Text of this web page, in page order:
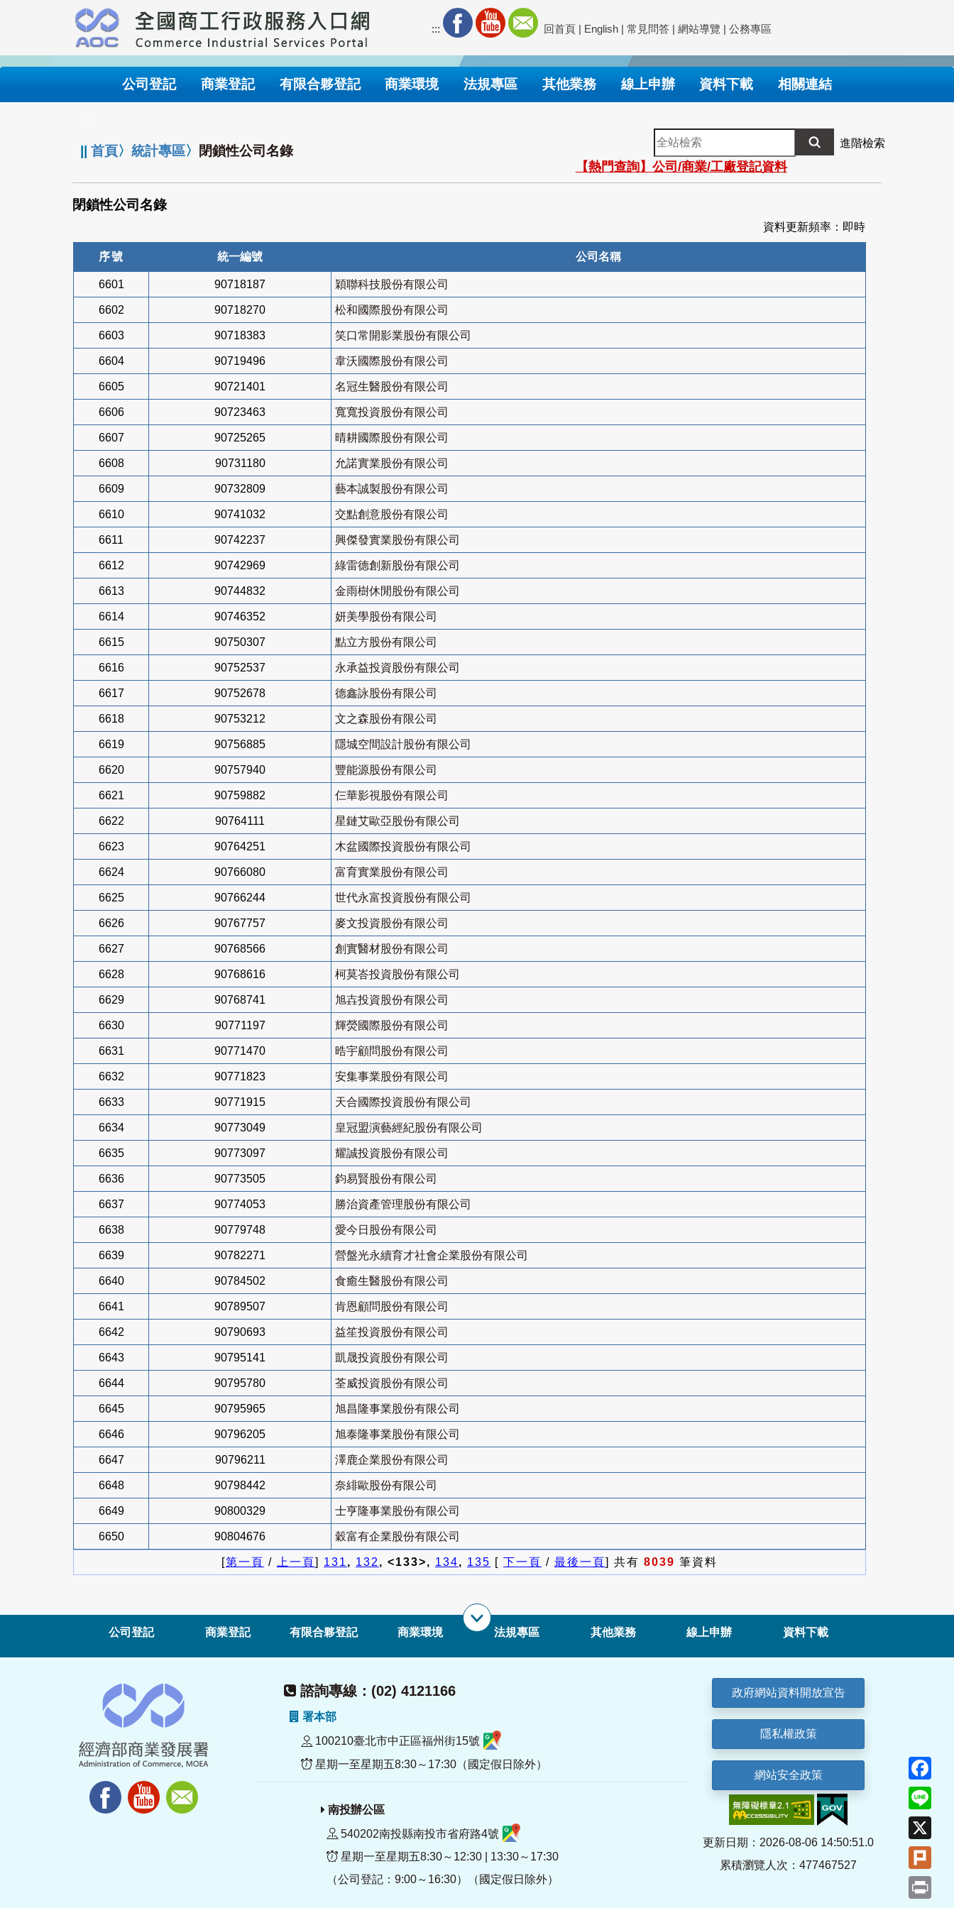
要
內
::: 回首頁 | English | 常見問答 | 網站導覽 | 公務專區
公司登記 商業登記 有限合夥登記 商業環境 法規專區 其他業務 線上申辦 資料下載 相關連結
||首頁〉統計專區〉 閉鎖性公司名錄
全
站
檢
索
進階檢索
【熱門查詢】公司/商業/工廠登記資料
閉鎖性公司名錄
資料更新頻率：即時
序號 統一編號 公司名稱
6601 90718187 穎聯科技股份有限公司
6602 90718270 松和國際股份有限公司
6603 90718383 笑口常開影業股份有限公司
6604 90719496 韋沃國際股份有限公司
6605 90721401 名冠生醫股份有限公司
6606 90723463 寬寬投資股份有限公司
6607 90725265 晴耕國際股份有限公司
6608 90731180 允諾實業股份有限公司
6609 90732809 藝本誠製股份有限公司
6610 90741032 交點創意股份有限公司
6611 90742237 興傑發實業股份有限公司
6612 90742969 綠雷德創新股份有限公司
6613 90744832 金雨樹休閒股份有限公司
6614 90746352 妍美學股份有限公司
6615 90750307 點立方股份有限公司
6616 90752537 永承益投資股份有限公司
6617 90752678 德鑫詠股份有限公司
6618 90753212 文之森股份有限公司
6619 90756885 隱城空間設計股份有限公司
6620 90757940 豐能源股份有限公司
6621 90759882 仨華影視股份有限公司
6622 90764111 星鏈艾歐亞股份有限公司
6623 90764251 木盆國際投資股份有限公司
6624 90766080 富育實業股份有限公司
6625 90766244 世代永富投資股份有限公司
6626 90767757 麥文投資股份有限公司
6627 90768566 創實醫材股份有限公司
6628 90768616 柯莫峇投資股份有限公司
6629 90768741 旭壵投資股份有限公司
6630 90771197 輝熒國際股份有限公司
6631 90771470 晧宇顧問股份有限公司
6632 90771823 安集事業股份有限公司
6633 90771915 天合國際投資股份有限公司
6634 90773049 皇冠盟演藝經紀股份有限公司
6635 90773097 耀誠投資股份有限公司
6636 90773505 鈞易賢股份有限公司
6637 90774053 勝治資產管理股份有限公司
6638 90779748 愛今日股份有限公司
6639 90782271 營盤光永續育才社會企業股份有限公司
6640 90784502 食癒生醫股份有限公司
6641 90789507 肯恩顧問股份有限公司
6642 90790693 益笙投資股份有限公司
6643 90795141 凱晟投資股份有限公司
6644 90795780 荃威投資股份有限公司
6645 90795965 旭昌隆事業股份有限公司
6646 90796205 旭泰隆事業股份有限公司
6647 90796211 澤鹿企業股份有限公司
6648 90798442 奈緋歐股份有限公司
6649 90800329 士亨隆事業股份有限公司
6650 90804676 穀富有企業股份有限公司
[第一頁 / 上一頁] 131, 132, <133>, 134, 135 [ 下一頁 / 最後一頁] 共有 8039 筆資料
公司登記 商業登記 有限合夥登記 商業環境 法規專區 其他業務 線上申辦 資料下載
諮詢專線：(02) 4121166
署本部
100210臺北市中正區福州街15號
星期一至星期五8:30～17:30（國定假日除外）
南投辦公區
540202南投縣南投市省府路4號
星期一至星期五8:30～12:30 | 13:30～17:30
（公司登記：9:00～16:30）（國定假日除外）
政府網站資料開放宣告
隱私權政策
網站安全政策
更新日期：2026-08-06 14:50:51.0
累積瀏覽人次：477467527